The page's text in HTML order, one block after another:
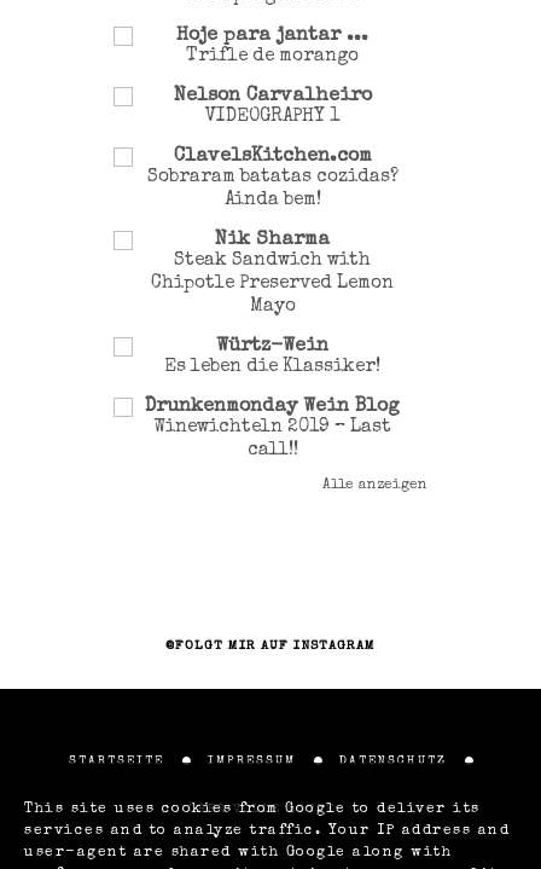
Hoje para jantar ...
Trifle de morango
Nelson Carvalheiro
VIDEOGRAPHY 1
ClavelsKitchen.com
Sobraram batatas cozidas?
Ainda bem!
Nik Sharma
Steak Sandwich with
Chipotle Preserved Lemon
Mayo
Würtz-Wein
Es leben die Klassiker!
Drunkenmonday Wein Blog
Winewichteln 2019 – Last
call!!
Alle anzeigen
@FOLGT MIR AUF INSTAGRAM
STARTSEITE IMPRESSUM DATENSCHUTZ
ÜBER VOLLE LOTTE
This site uses cookies from Google to deliver its
services and to analyze traffic. Your IP address and
user-agent are shared with Google along with